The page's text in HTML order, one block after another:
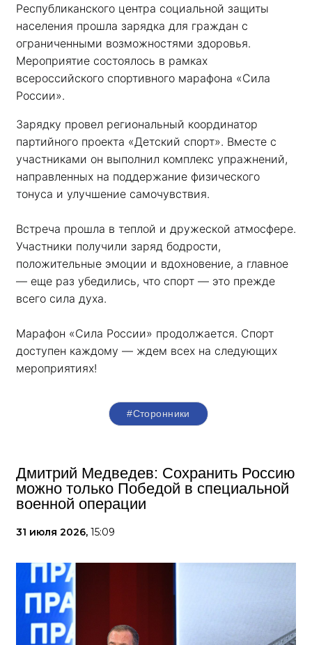
Республиканского центра социальной защиты
населения прошла зарядка для граждан с
ограниченными возможностями здоровья.
Мероприятие состоялось в рамках
всероссийского спортивного марафона «Сила
России».
Зарядку провел региональный координатор
партийного проекта «Детский спорт». Вместе с
участниками он выполнил комплекс упражнений,
направленных на поддержание физического
тонуса и улучшение самочувствия.
Встреча прошла в теплой и дружеской атмосфере.
Участники получили заряд бодрости,
положительные эмоции и вдохновение, а главное
— еще раз убедились, что спорт — это прежде
всего сила духа.
Марафон «Сила России» продолжается. Спорт
доступен каждому — ждем всех на следующих
мероприятиях!
#Сторонники
Дмитрий Медведев: Сохранить Россию
можно только Победой в специальной
военной операции
31 июля 2026, 15:09